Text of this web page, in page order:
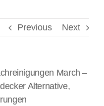
Previous Next
March –
Alternative,